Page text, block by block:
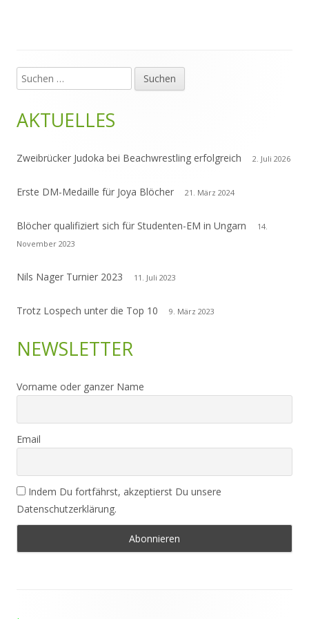
Haupt-
Seitenleiste
Suchen
nach:
AKTUELLES
Zweibrücker Judoka bei Beachwrestling erfolgreich 2. Juli 2026
Erste DM-Medaille für Joya Blöcher 21. März 2024
Blöcher qualifiziert sich für Studenten-EM in Ungarn
14.
November 2023
Nils Nager Turnier 2023 11. Juli 2023
Trotz Lospech unter die Top 10 9. März 2023
NEWSLETTER
Vorname oder ganzer Name
Email
Indem Du fortfährst, akzeptierst Du unsere
Datenschutzerklärung.